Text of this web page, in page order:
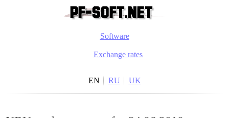
Software
Exchange rates
EN RU UK